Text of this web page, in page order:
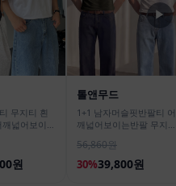
무지티 흰
넓어보이는
원
톨앤무드
1+1 남자머슬핏반팔티 어
깨넓어보이는반팔 무지티
56,860원
30%39,800원
▶